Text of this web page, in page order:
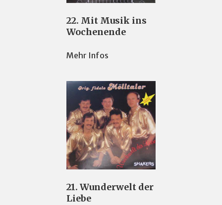
22. Mit Musik ins
Wochenende
Mehr Infos
21. Wunderwelt der
Liebe